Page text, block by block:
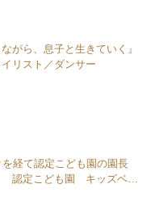
がら、息子と生きていく』
リスト／ダンサー
を経て認定こども園の園長
認定こども園 キッズベー